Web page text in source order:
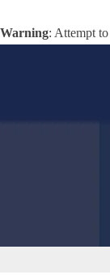
Warning: Attempt